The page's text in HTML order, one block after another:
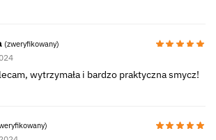
(zweryfikowany)
wytrzymała i bardzo praktyczna smycz!